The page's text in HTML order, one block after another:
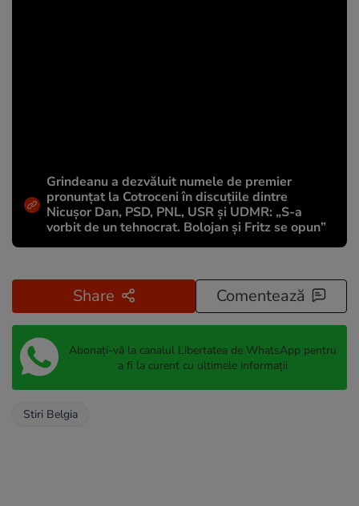
Grindeanu a dezvăluit numele de premier
pronunțat la Cotroceni în discuțiile dintre
Nicușor Dan, PSD, PNL, USR și UDMR: „S-a
vorbit de un tehnocrat. Bolojan și Fritz se opun”
Share Comentează
Abonați-vă la canalul Libertatea de WhatsApp pentru
a fi la curent cu ultimele informații
Stiri Belgia